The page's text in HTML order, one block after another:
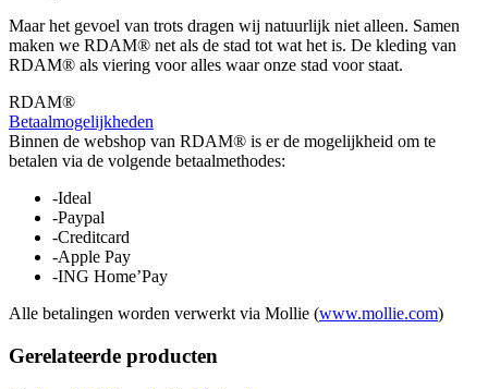
Maar het gevoel van trots dragen wij natuurlijk niet alleen. Samen
maken we RDAM® net als de stad tot wat het is. De kleding van
RDAM® als viering voor alles waar onze stad voor staat.
RDAM®
Betaalmogelijkheden
Binnen de webshop van RDAM® is er de mogelijkheid om te
betalen via de volgende betaalmethodes:
-Ideal
-Paypal
-Creditcard
-Apple Pay
-ING Home’Pay
Alle betalingen worden verwerkt via Mollie (www.mollie.com)
Gerelateerde producten